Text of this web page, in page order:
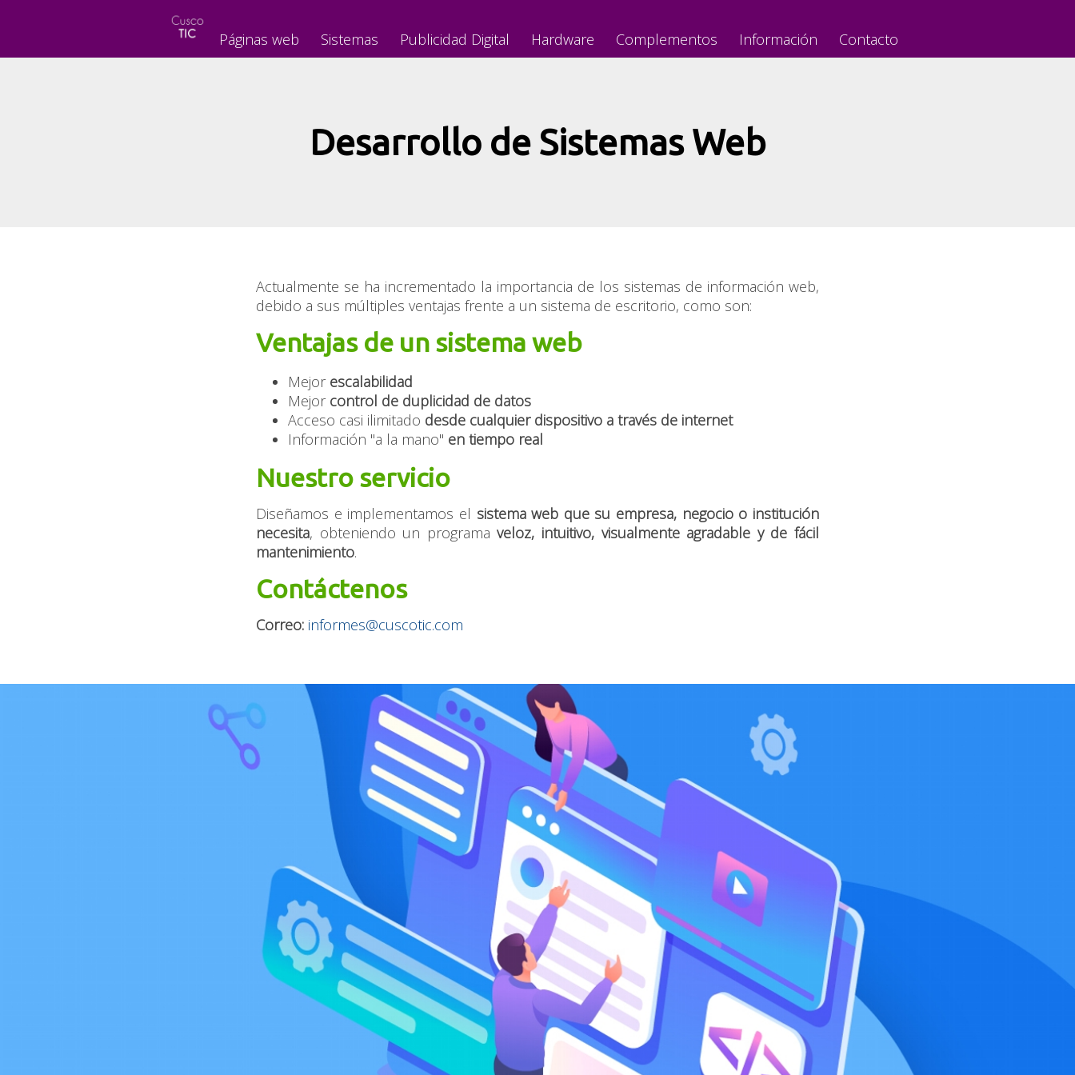
Páginas web Sistemas Publicidad Digital Hardware Complementos Información Contacto
Desarrollo de Sistemas Web
Actualmente se ha incrementado la importancia de los sistemas de información web,
debido a sus múltiples ventajas frente a un sistema de escritorio, como son:
Ventajas de un sistema web
Mejor escalabilidad
Mejor control de duplicidad de datos
Acceso casi ilimitado desde cualquier dispositivo a través de internet
Información "a la mano" en tiempo real
Nuestro servicio
Diseñamos e implementamos el sistema web que su empresa, negocio o institución
necesita, obteniendo un programaveloz, intuitivo, visualmente agradable y de fácil
mantenimiento.
Contáctenos
Correo: informes@cuscotic.com